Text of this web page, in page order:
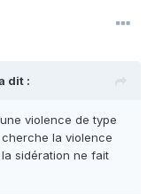
dit :
violence de type
la violence
sidération ne fait